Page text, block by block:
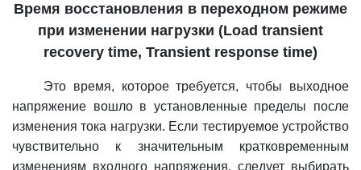
Время восстановления в переходном режиме
при изменении нагрузки (Load transient
recovery time, Transient response time)
Это время, которое требуется, чтобы выходное
напряжение вошло в установленные пределы после
изменения тока нагрузки. Если тестируемое устройство
чувствительно к значительным кратковременным
изменениям входного напряжения, следует выбирать